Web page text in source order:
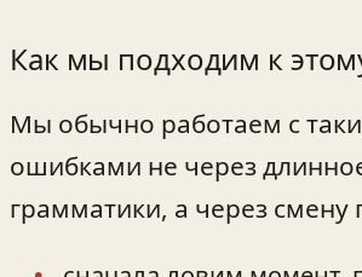
Как мы подходим к
Мы обычно работаем с
ошибками не через
грамматики, а через смену